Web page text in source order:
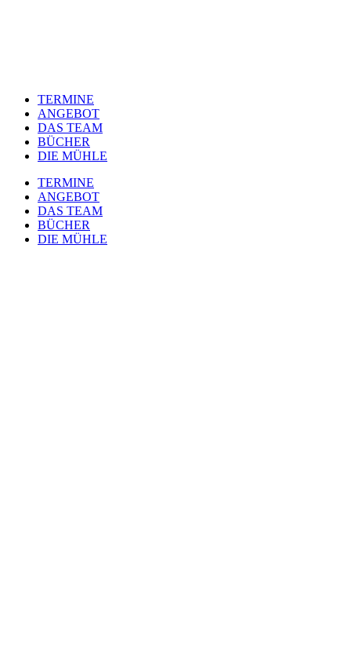
TERMINE
ANGEBOT
DAS TEAM
BÜCHER
DIE MÜHLE
TERMINE
ANGEBOT
DAS TEAM
BÜCHER
DIE MÜHLE